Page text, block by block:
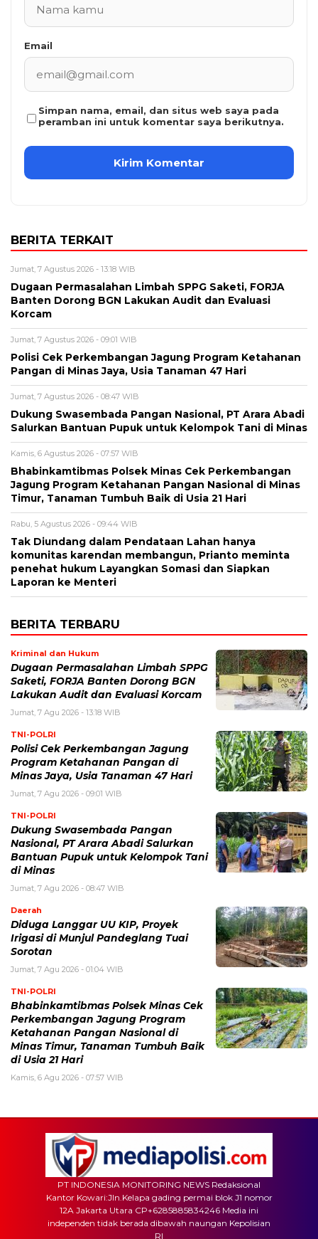
Email
Simpan nama, email, dan situs web saya pada
peramban ini untuk komentar saya berikutnya.
BERITA TERKAIT
Jumat, 7 Agustus 2026 - 13:18 WIB
Dugaan Permasalahan Limbah SPPG Saketi, FORJA
Banten Dorong BGN Lakukan Audit dan Evaluasi
Korcam
Jumat, 7 Agustus 2026 - 09:01 WIB
Polisi Cek Perkembangan Jagung Program Ketahanan
Pangan di Minas Jaya, Usia Tanaman 47 Hari
Jumat, 7 Agustus 2026 - 08:47 WIB
Dukung Swasembada Pangan Nasional, PT Arara Abadi
Salurkan Bantuan Pupuk untuk Kelompok Tani di Minas
Kamis, 6 Agustus 2026 - 07:57 WIB
Bhabinkamtibmas Polsek Minas Cek Perkembangan
Jagung Program Ketahanan Pangan Nasional di Minas
Timur, Tanaman Tumbuh Baik di Usia 21 Hari
Rabu, 5 Agustus 2026 - 09:44 WIB
Tak Diundang dalam Pendataan Lahan hanya
komunitas karendan membangun, Prianto meminta
penehat hukum Layangkan Somasi dan Siapkan
Laporan ke Menteri
BERITA TERBARU
Kriminal dan Hukum
Dugaan Permasalahan Limbah SPPG
Saketi, FORJA Banten Dorong BGN
Lakukan Audit dan Evaluasi Korcam
Jumat, 7 Agu 2026 - 13:18 WIB
TNI-POLRI
Polisi Cek Perkembangan Jagung
Program Ketahanan Pangan di
Minas Jaya, Usia Tanaman 47 Hari
Jumat, 7 Agu 2026 - 09:01 WIB
TNI-POLRI
Dukung Swasembada Pangan
Nasional, PT Arara Abadi Salurkan
Bantuan Pupuk untuk Kelompok Tani
di Minas
Jumat, 7 Agu 2026 - 08:47 WIB
Daerah
Diduga Langgar UU KIP, Proyek
Irigasi di Munjul Pandeglang Tuai
Sorotan
Jumat, 7 Agu 2026 - 01:04 WIB
TNI-POLRI
Bhabinkamtibmas Polsek Minas Cek
Perkembangan Jagung Program
Ketahanan Pangan Nasional di
Minas Timur, Tanaman Tumbuh Baik
di Usia 21 Hari
Kamis, 6 Agu 2026 - 07:57 WIB
PT INDONESIA MONITORING NEWS Redaksional
Kantor Kowari:Jln.Kelapa gading permai blok J1 nomor
12A Jakarta Utara CP+6285885834246 Media ini
independen tidak berada dibawah naungan Kepolisian
RI